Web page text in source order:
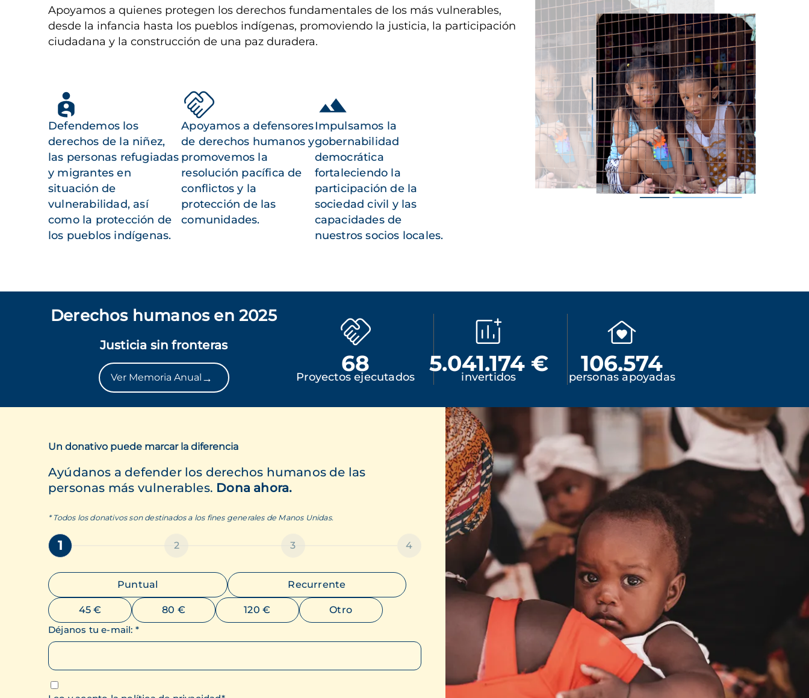
Apoyamos a quienes protegen los derechos fundamentales de los más vulnerables,
desde la infancia hasta los pueblos indígenas, promoviendo la justicia, la participación
ciudadana y la construcción de una paz duradera.
Defendemos los
derechos de la niñez,
las personas refugiadas
y migrantes en
situación de
vulnerabilidad, así
como la protección de
los pueblos indígenas.
Apoyamos a defensores
de derechos humanos y
promovemos la
resolución pacífica de
conflictos y la
protección de las
comunidades.
Impulsamos la
gobernabilidad
democrática
fortaleciendo la
participación de la
sociedad civil y las
capacidades de
nuestros socios locales.
Derechos humanos en 2025
Justicia sin fronteras
Ver Memoria Anual →
68
Proyectos ejecutados
5.041.174 €
invertidos
106.574
personas apoyadas
Un donativo puede marcar la diferencia
Ayúdanos a defender los derechos humanos de las
personas más vulnerables. Dona ahora.
* Todos los donativos son destinados a los fines generales de Manos Unidas.
1 2 3 4
Puntual Recurrente
45 € 80 € 120 €
Otro
Déjanos tu e-mail: *